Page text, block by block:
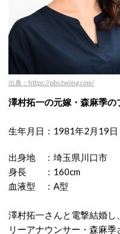
出典：https://pbs.twimg.com/
澤村拓一の元嫁・森麻季の
生年月日：1981年2月19日
出身地 ：埼玉県川口市
身長 ：160cm
血液型 ：A型
澤村拓一さんと電撃結婚
リーアナウンサー・森麻